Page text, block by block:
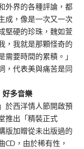
外界的各種評論，都
成，像是一次又一次
堅硬的珍珠，魏如萱
，我就是那顆怪奇的
要時間的累積。」
，代表美與痛苦是同
多音樂
於西洋情人節開啟預
推出「精裝正式
版加贈從未出版過的
CD，由於稀有性，